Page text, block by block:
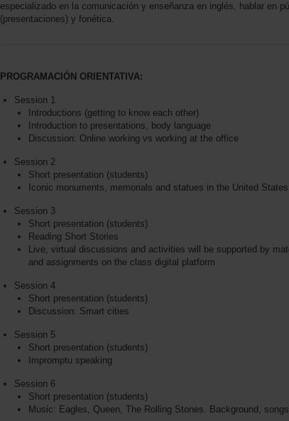
especializado en la comunicación y enseñanza en inglés, hablar en
(presentaciones) y fonética.
PROGRAMACIÓN ORIENTATIVA:
Session 1
Introductions (getting to know each other)
Introduction to presentations, body language
Discussion: Online working vs working at the office
Session 2
Short presentation (students)
Iconic monuments, memorials and statues in the United States
Session 3
Short presentation (students)
Reading Short Stories
Live, virtual discussions and activities will be supported by
and assignments on the class digital platform
Session 4
Short presentation (students)
Discussion: Smart cities
Session 5
Short presentation (students)
Impromptu speaking
Session 6
Short presentation (students)
Music: Eagles, Queen, The Rolling Stones. Background,